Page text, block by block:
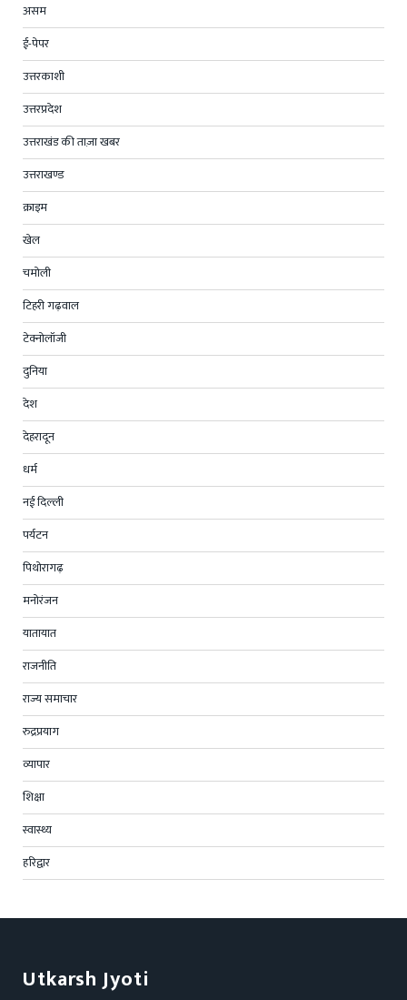
असम
ई-पेपर
उत्तरकाशी
उत्तरप्रदेश
उत्तराखंड की ताज़ा खबर
उत्तराखण्ड
क्राइम
खेल
चमोली
टिहरी गढ़वाल
टेक्नोलॉजी
दुनिया
देश
देहरादून
धर्म
नई दिल्ली
पर्यटन
पिथोरागढ़
मनोरंजन
यातायात
राजनीति
राज्य समाचार
रुद्रप्रयाग
व्यापार
शिक्षा
स्वास्थ्य
हरिद्वार
Utkarsh Jyoti